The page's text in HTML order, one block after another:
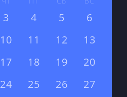
3 4 5
6
10 11 12
13
17 18 19
20
24 25 26
27